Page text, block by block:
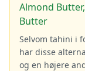
Almond
Butter
Selvom tahini i
har disse
og en højere